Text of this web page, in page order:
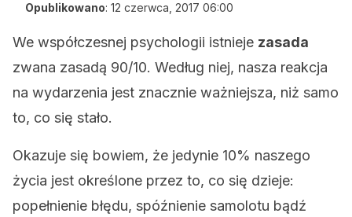
Opublikowano: 12 czerwca, 2017 06:00
We współczesnej psychologii istnieje zasada
zwana zasadą 90/10. Według niej, nasza reakcja
na wydarzenia jest znacznie ważniejsza, niż samo
to, co się stało.
Okazuje się bowiem, że jedynie 10% naszego
życia jest określone przez to, co się dzieje:
popełnienie błędu, spóźnienie samolotu bądź